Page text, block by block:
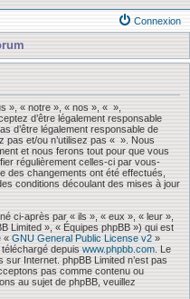
Connexion
», « notre », « nos », « »,
d’être légalement responsable
d’être légalement responsable de
pas et/ou n’utilisez pas « ». Nous
et nous ferons tout pour que vous
régulièrement celles-ci par vous-
des changements ont été effectués,
conditions découlant des mises à jour
ci-après par « ils », « eux », « leur »,
Limited », « Équipes phpBB ») qui est
« GNU General Public License v2 »
depuis www.phpbb.com . Le
Internet. phpBB Limited n’est pas
pas comme contenu ou
au sujet de phpBB, veuillez